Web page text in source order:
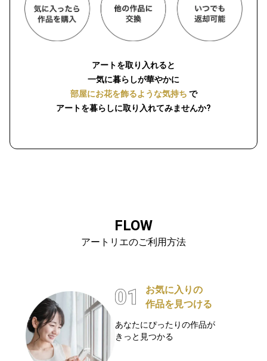
アートを取り入れると
一気に暮らしが華やかに
部屋にお花を飾るような気持ち で
アートを暮らしに取り入れてみませんか?
FLOW
アートリエのご利用方法
お気に入りの
作品を見つける
あなたにぴったりの作品が
きっと見つかる